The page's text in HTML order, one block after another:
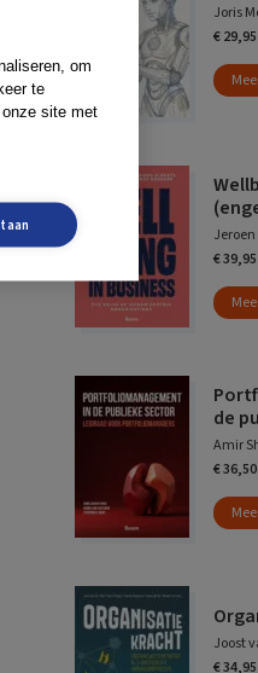
Joris
€ 29,95
€ 39,95
de
Amir
€ 36,50
Joost
€ 34,95
om
te
site met